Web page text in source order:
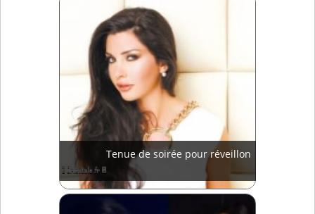
Tenue de soirée pour réveillon